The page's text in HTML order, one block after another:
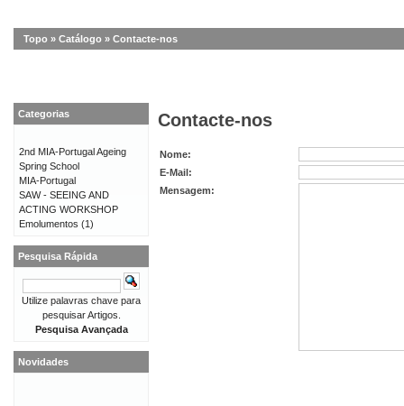
Topo » Catálogo » Contacte-nos
Contacte-nos
Nome:
E-Mail:
Mensagem:
Categorias
2nd MIA-Portugal Ageing
Spring School
MIA-Portugal
SAW - SEEING AND
ACTING WORKSHOP
Emolumentos (1)
Pesquisa Rápida
Utilize palavras chave para
pesquisar Artigos.
Pesquisa Avançada
Novidades